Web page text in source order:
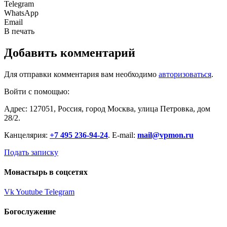
Telegram
WhatsApp
Email
В печать
Добавить комментарий
Для отправки комментария вам необходимо авторизоваться.
Войти с помощью:
Адрес: 127051, Россия, город Москва, улица Петровка, дом
28/2.
Канцелярия: +7 495 236-94-24. E-mail: mail@vpmon.ru
Подать записку
Монастырь в соцсетях
VkYoutube Telegram
Богослужение